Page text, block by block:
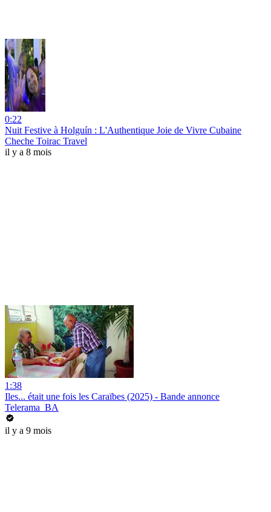
0:22
Nuit Festive à Holguín : L'Authentique Joie de Vivre Cubaine
Cheche Toirac Travel
il y a 8 mois
1:38
Iles... était une fois les Caraïbes (2025) - Bande annonce
Telerama_BA
il y a 9 mois